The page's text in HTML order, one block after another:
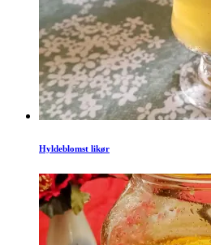
Hyldeblomst likør